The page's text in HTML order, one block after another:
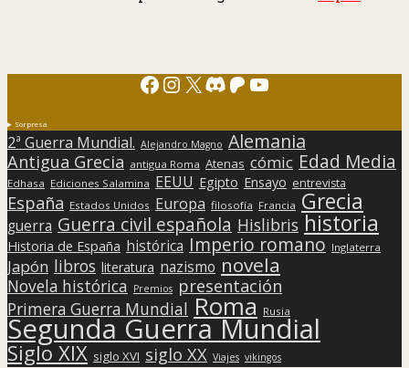
Facebook
Instagram
X Discord
Patreon
YouTube
Sorpresa
2ª Guerra Mundial. Alejandro Magno Alemania
Antigua Grecia antigua Roma Atenas cómic Edad Media
Edhasa Ediciones Salamina EEUU Egipto Ensayo entrevista
España Estados Unidos Europa filosofía Francia Grecia
guerra Guerra civil española Hislibris historia
Historia de España histórica Imperio romano Inglaterra
Japón libros literatura nazismo novela
Novela histórica Premios presentación
Primera Guerra Mundial Roma Rusia
Segunda Guerra Mundial
Siglo XIX siglo XVI siglo XX Viajes vikingos